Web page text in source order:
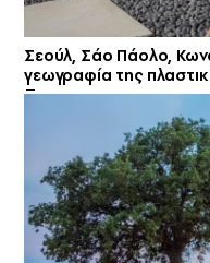
Σεούλ, Σάο Πάολο,
γεωγραφία της